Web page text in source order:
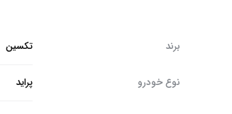
برند تکسین
نوع خودرو پراید